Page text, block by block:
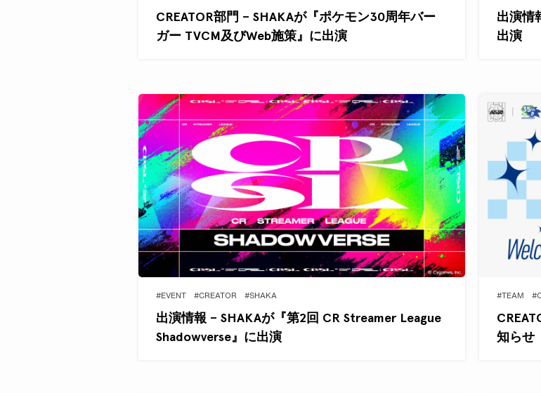
CREATOR部門 – SHAKAが『ポケモン30周年バー
ガー TVCM及びWeb施策』に出演
出演情
出演
#EVENT #CREATOR #SHAKA
出演情報 – SHAKAが『第2回 CR Streamer League
Shadowverse』に出演
#TEAM
知らせ